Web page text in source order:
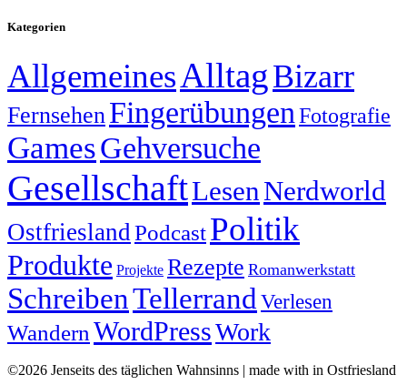
Kategorien
AllgemeinesAlltagBizarr
FernsehenFingerübungen Fotografie
GamesGehversuche
GesellschaftLesenNerdworld
OstfrieslandPodcastPolitik
Produkte Projekte Rezepte Romanwerkstatt
SchreibenTellerrand Verlesen
Wandern WordPressWork
©2026 Jenseits des täglichen Wahnsinns | made with in Ostfriesland